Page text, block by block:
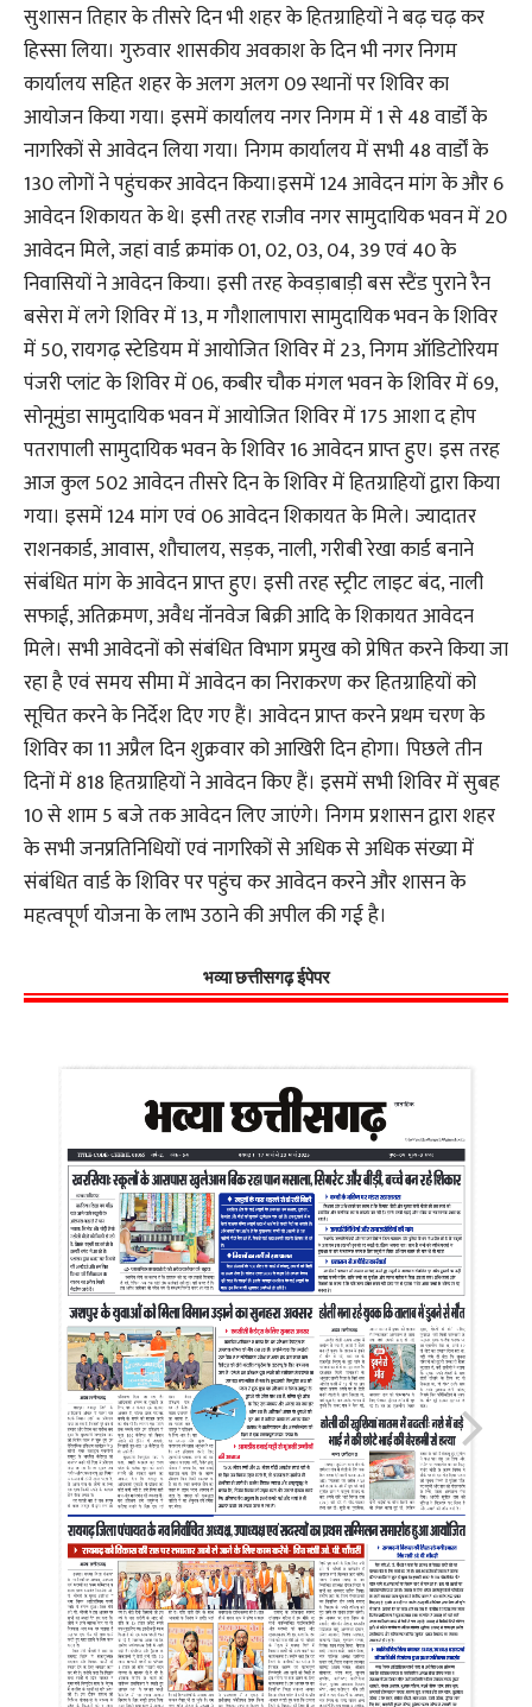
सुशासन तिहार के तीसरे दिन भी शहर के हितग्राहियों ने बढ़ चढ़ कर
हिस्सा लिया। गुरुवार शासकीय अवकाश के दिन भी नगर निगम
कार्यालय सहित शहर के अलग अलग 09 स्थानों पर शिविर का
आयोजन किया गया। इसमें कार्यालय नगर निगम में 1 से 48 वार्डों के
नागरिकों से आवेदन लिया गया। निगम कार्यालय में सभी 48 वार्डों के
130 लोगों ने पहुंचकर आवेदन किया।इसमें 124 आवेदन मांग के और 6
आवेदन शिकायत के थे। इसी तरह राजीव नगर सामुदायिक भवन में 20
आवेदन मिले, जहां वार्ड क्रमांक 01, 02, 03, 04, 39 एवं 40 के
निवासियों ने आवेदन किया। इसी तरह केवड़ाबाड़ी बस स्टैंड पुराने रैन
बसेरा में लगे शिविर में 13, म गौशालापारा सामुदायिक भवन के शिविर
में 50, रायगढ़ स्टेडियम में आयोजित शिविर में 23, निगम ऑडिटोरियम
पंजरी प्लांट के शिविर में 06, कबीर चौक मंगल भवन के शिविर में 69,
सोनूमुंडा सामुदायिक भवन में आयोजित शिविर में 175 आशा द होप
पतरापाली सामुदायिक भवन के शिविर 16 आवेदन प्राप्त हुए। इस तरह
आज कुल 502 आवेदन तीसरे दिन के शिविर में हितग्राहियों द्वारा किया
गया। इसमें 124 मांग एवं 06 आवेदन शिकायत के मिले। ज्यादातर
राशनकार्ड, आवास, शौचालय, सड़क, नाली, गरीबी रेखा कार्ड बनाने
संबंधित मांग के आवेदन प्राप्त हुए। इसी तरह स्ट्रीट लाइट बंद, नाली
सफाई, अतिक्रमण, अवैध नॉनवेज बिक्री आदि के शिकायत आवेदन
मिले। सभी आवेदनों को संबंधित विभाग प्रमुख को प्रेषित करने किया जा
रहा है एवं समय सीमा में आवेदन का निराकरण कर हितग्राहियों को
सूचित करने के निर्देश दिए गए हैं। आवेदन प्राप्त करने प्रथम चरण के
शिविर का 11 अप्रैल दिन शुक्रवार को आखिरी दिन होगा। पिछले तीन
दिनों में 818 हितग्राहियों ने आवेदन किए हैं। इसमें सभी शिविर में सुबह
10 से शाम 5 बजे तक आवेदन लिए जाएंगे। निगम प्रशासन द्वारा शहर
के सभी जनप्रतिनिधियों एवं नागरिकों से अधिक से अधिक संख्या में
संबंधित वार्ड के शिविर पर पहुंच कर आवेदन करने और शासन के
महत्वपूर्ण योजना के लाभ उठाने की अपील की गई है।
भव्या छत्तीसगढ़ ईपेपर